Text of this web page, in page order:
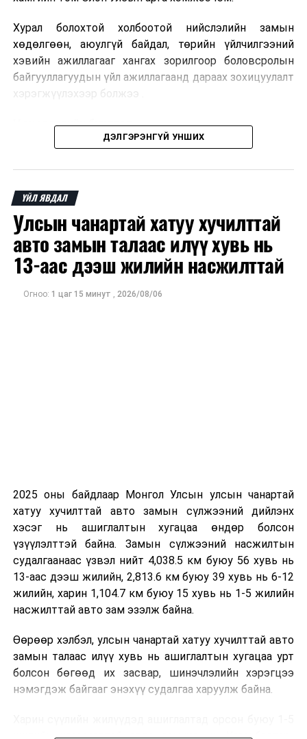
Хурал болохтой холбоотой нийслэлийн замын
хөдөлгөөн, аюулгүй байдал, төрийн үйлчилгээний
хэвийн ажиллагааг хангах зорилгоор боловсролын
байгууллагуудын үйл ажиллагаанд дараах зохицуулалт
хэрэгжүүлэхээр болжээ .
Цэцэрлэгийн бүртгэл
E-Mongolia системээр бүртгэнэ.
Нэгдүгээр ангийн элсэлт
2026 оны 8 дугаар сарын 17–28-ны өдрүүдэд
E-Mongolia системээр бүртгэнэ.
Энэ хугацаанд хүүхэд бүртгэх дэмжлэгийн баг
сургуулиуд дээр ажиллахгүй.
Сургууль, цэцэрлэгийн үйл ажиллагааны
зохицуулалт
2026 оны 8 дугаар сарын 17–28-ны өдрүүдэд
нийслэлийн бүх сургууль, цэцэрлэгт ажлын
байранд элсэлт, бүртгэл болон бусад аливаа
арга хэмжээ зохион байгуулахгүй болно.
ДЭЛГЭРЭНГҮЙ УНШИХ
ҮЙЛ ЯВДАЛ
Улсын чанартай хатуу хучилттай
авто замын талаас илүү хувь нь
13-аас дээш жилийн насжилттай
Огноо: 1 цаг 15 минут 2026/08/06
2025 оны байдлаар Монгол Улсын улсын чанартай
хатуу хучилттай авто замын сүлжээний дийлэнх
хэсэг нь ашиглалтын хугацаа өндөр болсон
үзүүлэлттэй байна. Замын сүлжээний насжилтын
судалгаанаас үзвэл нийт 4,038.5 км буюу 56 хувь нь
13-аас дээш жилийн, 2,813.6 км буюу 39 хувь нь 6-12
жилийн, харин 1,104.7 км буюу 15 хувь нь 1-5 жилийн
насжилттай авто зам эзэлж байна.
Өөрөөр хэлбэл, улсын чанартай хатуу хучилттай авто
замын талаас илүү хувь нь ашиглалтын хугацаа урт
болсон бөгөөд их засвар, шинэчлэлийн хэрэгцээ
нэмэгдэж байгааг энэхүү судалгаа харуулж байна.
жилийн насжилттай авто замууд нь Улаанбаатар-